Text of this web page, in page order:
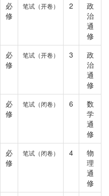
必
修
笔试（开卷） 2
政
治
通
修
必
修
笔试（开卷） 3
政
治
通
修
必
修
笔试（闭卷） 6
数
学
通
修
必
修
笔试（闭卷） 4
物
理
通
修